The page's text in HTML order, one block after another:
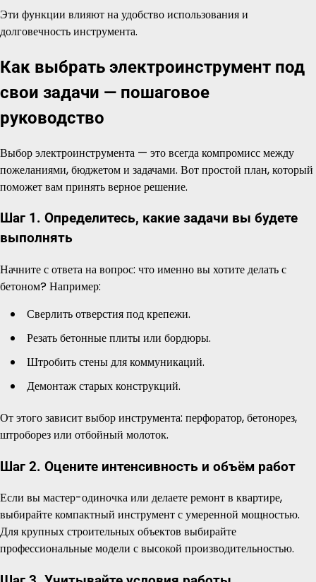
Эти функции влияют на удобство использования и
долговечность инструмента.
Как выбрать электроинструмент под
свои задачи — пошаговое
руководство
Выбор электроинструмента — это всегда компромисс между
пожеланиями, бюджетом и задачами. Вот простой план, который
поможет вам принять верное решение.
Шаг 1. Определитесь, какие задачи вы будете
выполнять
Начните с ответа на вопрос: что именно вы хотите делать с
бетоном? Например:
Сверлить отверстия под крепежи.
Резать бетонные плиты или бордюры.
Штробить стены для коммуникаций.
Демонтаж старых конструкций.
От этого зависит выбор инструмента: перфоратор, бетонорез,
штроборез или отбойный молоток.
Шаг 2. Оцените интенсивность и объём работ
Если вы мастер-одиночка или делаете ремонт в квартире,
выбирайте компактный инструмент с умеренной мощностью.
Для крупных строительных объектов выбирайте
профессиональные модели с высокой производительностью.